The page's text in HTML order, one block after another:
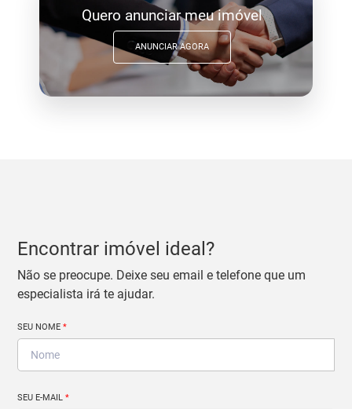
Quero anunciar meu imóvel
ANUNCIAR AGORA
Encontrar imóvel ideal?
Não se preocupe. Deixe seu email e telefone que um
especialista irá te ajudar.
SEU NOME*
SEU E-MAIL*